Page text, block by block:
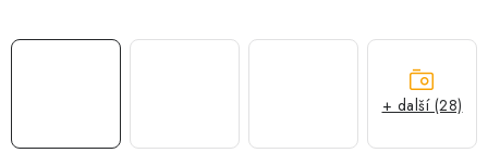
+ další (28)